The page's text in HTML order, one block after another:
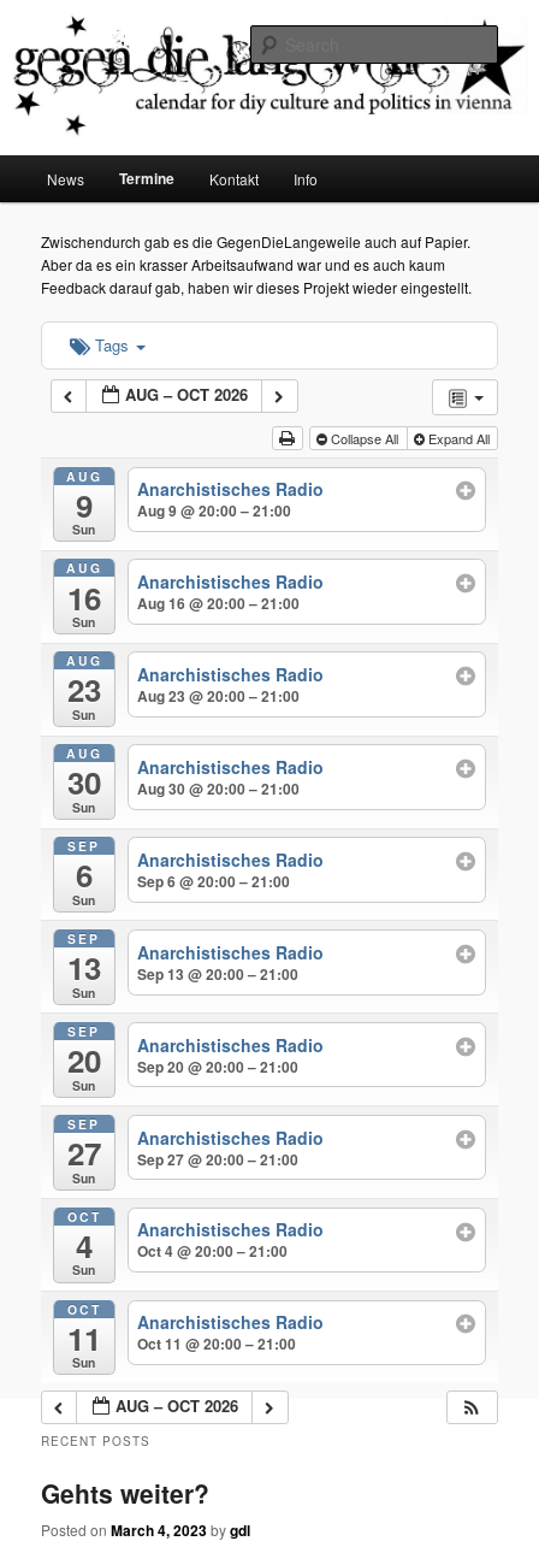
Gegen die Langeweile
diy dates vienna
Skip
to
primary
content
News Termine Kontakt Info
Zwischendurch gab es die GegenDieLangeweile auch auf Papier.
Aber da es ein krasser Arbeitsaufwand war und es auch kaum
Feedback darauf gab, haben wir dieses Projekt wieder eingestellt.
Tags
AUG – OCT 2026
Collapse All Expand All
AUG
9
Sun
Anarchistisches Radio
Aug 9 @ 20:00 – 21:00
AUG
16
Sun
Anarchistisches Radio
Aug 16 @ 20:00 – 21:00
AUG
23
Sun
Anarchistisches Radio
Aug 23 @ 20:00 – 21:00
AUG
30
Sun
Anarchistisches Radio
Aug 30 @ 20:00 – 21:00
SEP
6
Sun
Anarchistisches Radio
Sep 6 @ 20:00 – 21:00
SEP
13
Sun
Anarchistisches Radio
Sep 13 @ 20:00 – 21:00
SEP
20
Sun
Anarchistisches Radio
Sep 20 @ 20:00 – 21:00
SEP
27
Sun
Anarchistisches Radio
Sep 27 @ 20:00 – 21:00
OCT
4
Sun
Anarchistisches Radio
Oct 4 @ 20:00 – 21:00
OCT
11
Sun
Anarchistisches Radio
Oct 11 @ 20:00 – 21:00
AUG – OCT 2026
RECENT POSTS
Gehts weiter?
Posted onMarch 4, 2023bygdl